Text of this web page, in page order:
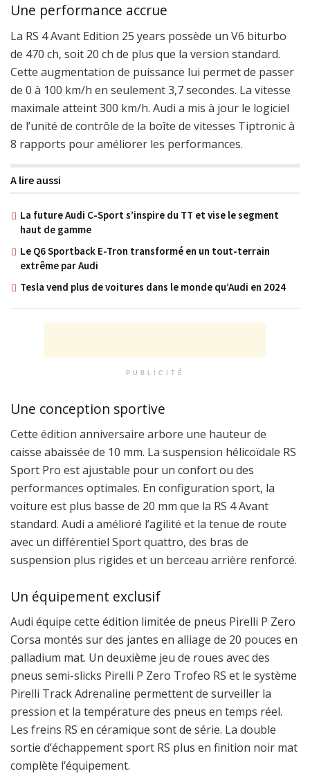
Une performance accrue
La RS 4 Avant Edition 25 years possède un V6 biturbo
de 470 ch, soit 20 ch de plus que la version standard.
Cette augmentation de puissance lui permet de passer
de 0 à 100 km/h en seulement 3,7 secondes. La vitesse
maximale atteint 300 km/h. Audi a mis à jour le logiciel
de l’unité de contrôle de la boîte de vitesses Tiptronic à
8 rapports pour améliorer les performances.
A lire aussi
La future Audi C-Sport s’inspire du TT et vise le segment
haut de gamme
Le Q6 Sportback E-Tron transformé en un tout-terrain
extrême par Audi
Tesla vend plus de voitures dans le monde qu’Audi en 2024
PUBLICITÉ
Une conception sportive
Cette édition anniversaire arbore une hauteur de
caisse abaissée de 10 mm. La suspension hélicoïdale RS
Sport Pro est ajustable pour un confort ou des
performances optimales. En configuration sport, la
voiture est plus basse de 20 mm que la RS 4 Avant
standard. Audi a amélioré l’agilité et la tenue de route
avec un différentiel Sport quattro, des bras de
suspension plus rigides et un berceau arrière renforcé.
Un équipement exclusif
Audi équipe cette édition limitée de pneus Pirelli P Zero
Corsa montés sur des jantes en alliage de 20 pouces en
palladium mat. Un deuxième jeu de roues avec des
pneus semi-slicks Pirelli P Zero Trofeo RS et le système
Pirelli Track Adrenaline permettent de surveiller la
pression et la température des pneus en temps réel.
Les freins RS en céramique sont de série. La double
sortie d’échappement sport RS plus en finition noir mat
complète l’équipement.